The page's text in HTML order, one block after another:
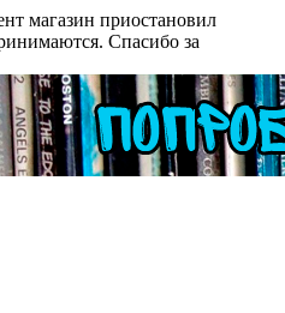
магазин приостановил
Спасибо за